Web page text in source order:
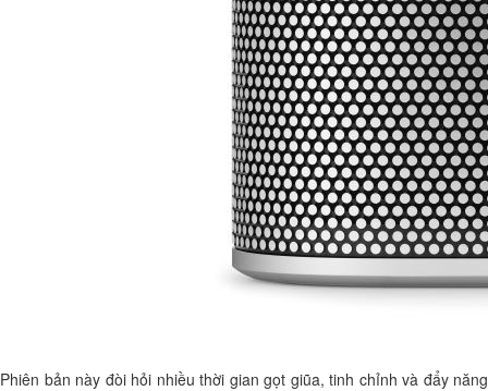
Phiên bản này đòi hỏi nhiều thời gian gọt giũa, tinh chỉnh và đẩy năng